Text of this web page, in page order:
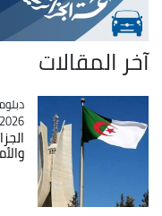
آخر المقالات
- 22:58